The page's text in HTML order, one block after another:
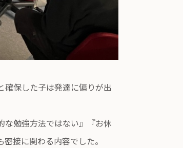
確保した子は発達に偏りが出
な勉強方法ではない』『お休
接に関わる内容でした。